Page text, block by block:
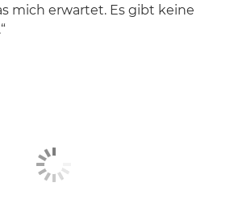
mich erwartet. Es gibt keine